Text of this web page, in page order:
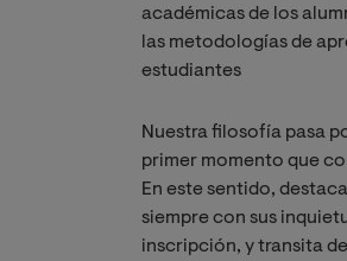
académicas de los
las metodologías de
estudiantes
Nuestra filosofía pasa
primer momento que
En este sentido,
siempre con sus
inscripción, y transita